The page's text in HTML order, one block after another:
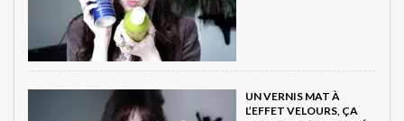
UN VERNIS MAT À
L’EFFET VELOURS, ÇA